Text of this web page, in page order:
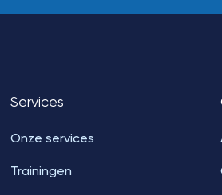
Services
Onze services
Trainingen